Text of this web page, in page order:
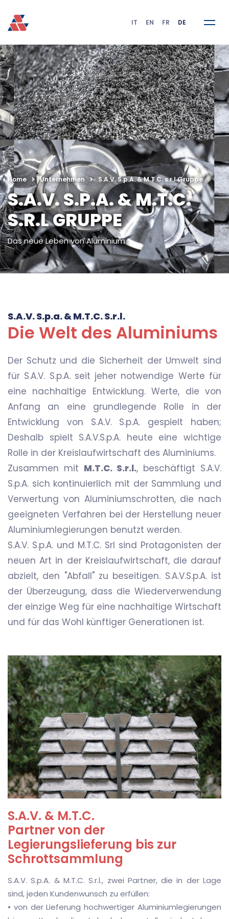
IT EN FR DE
Home Unternehmen S.A.V. S.p.A. & M.T.C. s.r.l Gruppe
S.A.V. S.P.A. & M.T.C.
S.R.L GRUPPE
Das neue Leben von Aluminium
S.A.V. S.p.a. & M.T.C. S.r.l.
Die Welt des Aluminiums
Der Schutz und die Sicherheit der Umwelt sind
für S.A.V. S.p.A. seit jeher notwendige Werte für
eine nachhaltige Entwicklung. Werte, die von
Anfang an eine grundlegende Rolle in der
Entwicklung von S.A.V. S.p.A. gespielt haben;
Deshalb spielt S.A.V.S.p.A. heute eine wichtige
Rolle in der Kreislaufwirtschaft des Aluminiums.
Zusammen mit M.T.C. S.r.l., beschäftigt S.A.V.
S.p.A. sich kontinuierlich mit der Sammlung und
Verwertung von Aluminiumschrotten, die nach
geeigneten Verfahren bei der Herstellung neuer
Aluminiumlegierungen benutzt werden.
S.A.V. S.p.A. und M.T.C. Srl sind Protagonisten der
neuen Art in der Kreislaufwirtschaft, die darauf
abzielt, den "Abfall" zu beseitigen. S.A.V.S.p.A. ist
der Überzeugung, dass die Wiederverwendung
der einzige Weg für eine nachhaltige Wirtschaft
und für das Wohl künftiger Generationen ist.
S.A.V. & M.T.C.
Partner von der
Legierungslieferung bis zur
Schrottsammlung
S.A.V. S.p.A. & M.T.C. S.r.l., zwei Partner, die in der Lage
sind, jeden Kundenwunsch zu erfüllen:
• von der Lieferung hochwertiger Aluminiumlegierungen